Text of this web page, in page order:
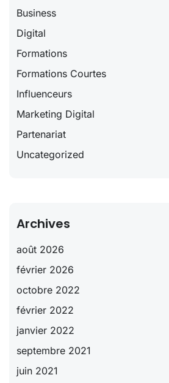
Business
Digital
Formations
Formations Courtes
Influenceurs
Marketing Digital
Partenariat
Uncategorized
Archives
août 2026
février 2026
octobre 2022
février 2022
janvier 2022
septembre 2021
juin 2021